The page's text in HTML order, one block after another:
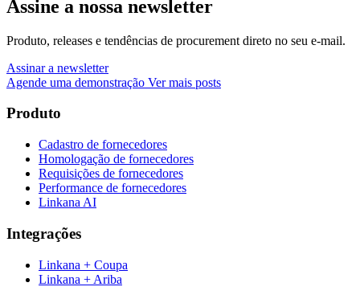
Assine a nossa newsletter
Produto, releases e tendências de procurement direto no seu e-mail.
Assinar a newsletter
Agende uma demonstração Ver mais posts
Produto
Cadastro de fornecedores
Homologação de fornecedores
Requisições de fornecedores
Performance de fornecedores
Linkana AI
Integrações
Linkana + Coupa
Linkana + Ariba